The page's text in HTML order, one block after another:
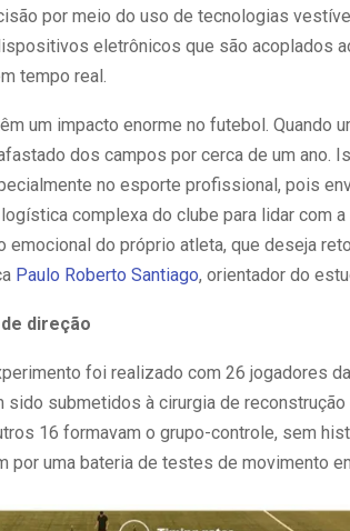
por meio do uso de tecnologias
eletrônicos que são acoplados
tempo real.
um impacto enorme no futebol. Quando
dos campos por cerca de um ano.
no esporte profissional, pois
complexa do clube para lidar com a
emocional do próprio atleta, que deseja
Paulo Roberto Santiago, orientador do
direção
foi realizado com 26 jogadores
sido submetidos à cirurgia de reconstrução
16 formavam o grupo-controle, sem
uma bateria de testes de movimento